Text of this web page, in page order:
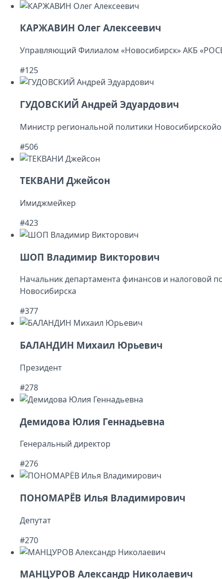
КАРЖАВИН Олег Алексеевич
Управляющий Филиалом «Новосибирск» АКБ
#125
ГУДОВСКИЙ Андрей Эдуардович
Министр региональной политики
#506
ТЕКВАНИ Джейсон
Имиджмейкер
#423
ШОП Владимир Викторович
Начальник департамента финансов и налоговой
Новосибирска
#377
БАЛАНДИН Михаил Юрьевич
Президент
#278
Демидова Юлия Геннадьевна
Генеральный директор
#276
ПОНОМАРЁВ Илья Владимирович
Депутат
#270
МАНЦУРОВ Александр Николаевич